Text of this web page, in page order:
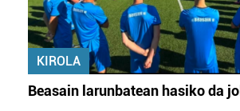
KIROLA
Beasain larunbatean hasiko da